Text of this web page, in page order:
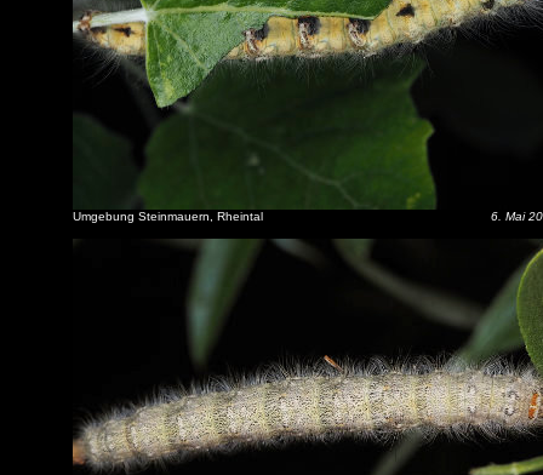
Umgebung Steinmauern, Rheintal 6. Mai